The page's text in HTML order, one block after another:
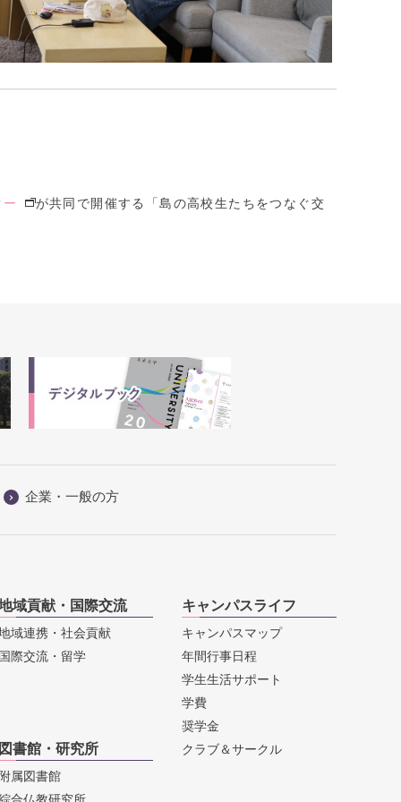
が共同で開催する「島の高校生たちをつなぐ交
企業・一般の方
域貢献・国際交流
域連携・社会貢献
際交流・留学
キャンパスライフ
キャンパスマップ
年間行事日程
学生生活サポート
学費
奨学金
クラブ＆サークル
書館・研究所
属図書館
合仏教研究所